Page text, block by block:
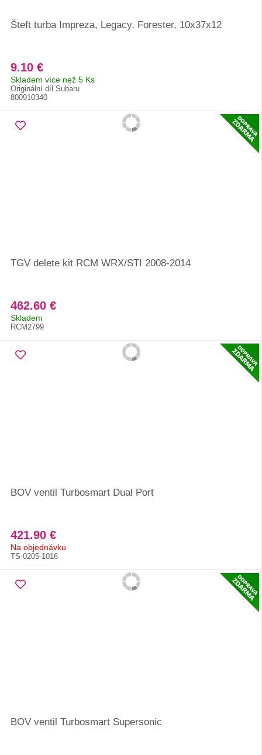
Šteft turba Impreza, Legacy, Forester, 10x37x12
9.10 €
Skladem více než 5 Ks
Originální díl Subaru
800910340
TGV delete kit RCM WRX/STI 2008-2014
462.60 €
Skladem
RCM2799
BOV ventil Turbosmart Dual Port
421.90 €
Na objednávku
TS-0205-1016
BOV ventil Turbosmart Supersonic